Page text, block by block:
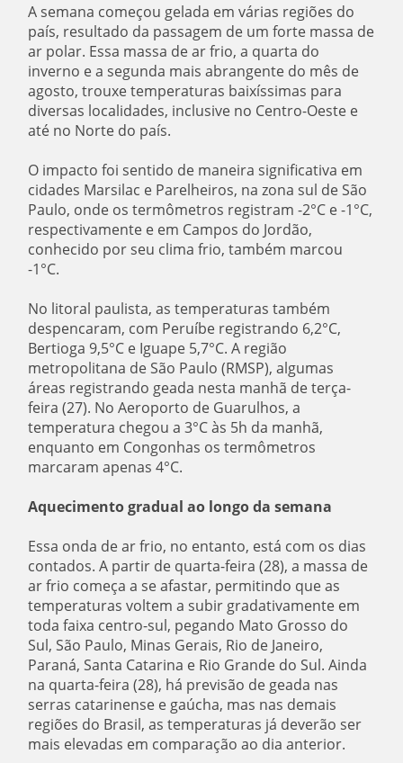
A semana começou gelada em várias regiões do
país, resultado da passagem de um forte massa de
ar polar. Essa massa de ar frio, a quarta do
inverno e a segunda mais abrangente do mês de
agosto, trouxe temperaturas baixíssimas para
diversas localidades, inclusive no Centro-Oeste e
até no Norte do país.
O impacto foi sentido de maneira significativa em
cidades Marsilac e Parelheiros, na zona sul de São
Paulo, onde os termômetros registram -2°C e -1°C,
respectivamente e em Campos do Jordão,
conhecido por seu clima frio, também marcou
-1°C.
No litoral paulista, as temperaturas também
despencaram, com Peruíbe registrando 6,2°C,
Bertioga 9,5°C e Iguape 5,7°C. A região
metropolitana de São Paulo (RMSP), algumas
áreas registrando geada nesta manhã de terça-
feira (27). No Aeroporto de Guarulhos, a
temperatura chegou a 3°C às 5h da manhã,
enquanto em Congonhas os termômetros
marcaram apenas 4°C.
Aquecimento gradual ao longo da semana
Essa onda de ar frio, no entanto, está com os dias
contados. A partir de quarta-feira (28), a massa de
ar frio começa a se afastar, permitindo que as
temperaturas voltem a subir gradativamente em
toda faixa centro-sul, pegando Mato Grosso do
Sul, São Paulo, Minas Gerais, Rio de Janeiro,
Paraná, Santa Catarina e Rio Grande do Sul. Ainda
na quarta-feira (28), há previsão de geada nas
serras catarinense e gaúcha, mas nas demais
regiões do Brasil, as temperaturas já deverão ser
mais elevadas em comparação ao dia anterior.